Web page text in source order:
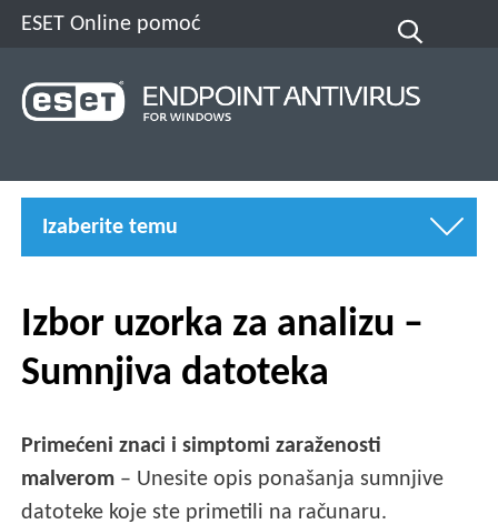
ESET Online pomoć
Izaberite temu
Izbor uzorka za analizu –
Sumnjiva datoteka
Primećeni znaci i simptomi zaraženosti
malverom – Unesite opis ponašanja sumnjive
datoteke koje ste primetili na računaru.